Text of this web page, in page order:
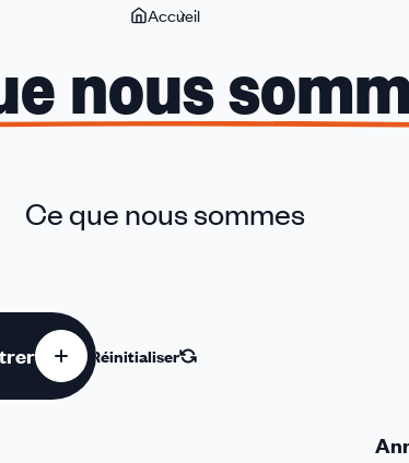
VousAccueil
nous
sommes
nous
Ce que nous sommes
Réinitialiser